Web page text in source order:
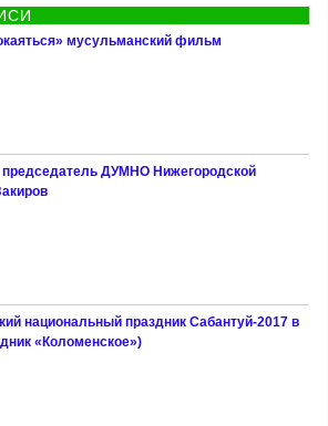
мусульманский фильм
ДУМНО Нижегородской
национальный праздник Сабантуй-2017 в
«Коломенское»)